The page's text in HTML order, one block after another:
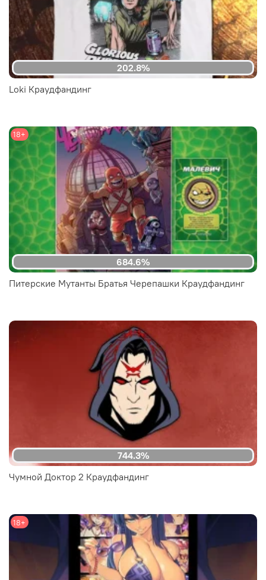
202.8%
Loki Краудфандинг
684.6%
18+
Питерские Мутанты Братья Черепашки Краудфандинг
744.3%
Чумной Доктор 2 Краудфандинг
18+